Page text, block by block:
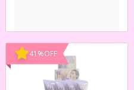
41 %OFF